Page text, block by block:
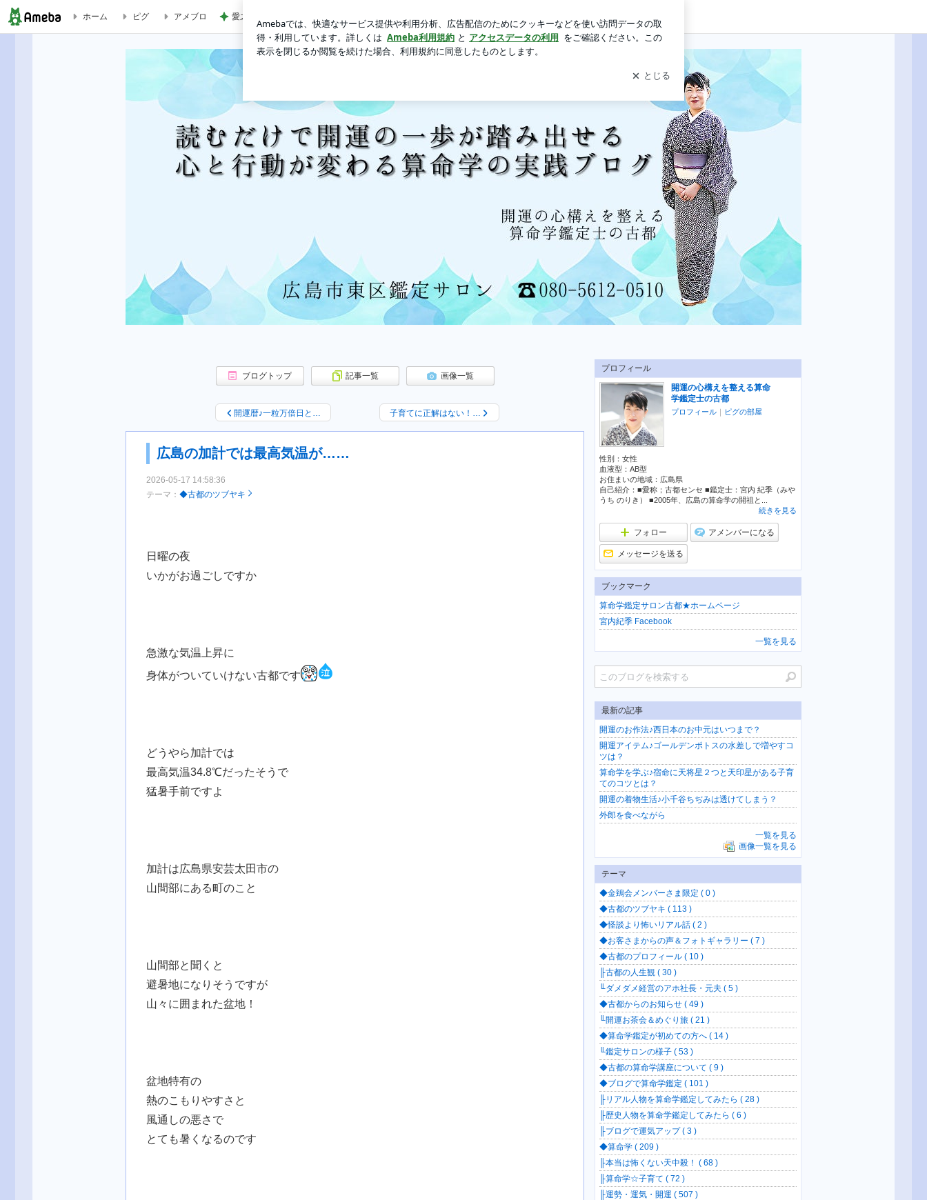
広島の加計では最高気温が…… | 算命学で人生後半の不安と迷いを解消する！7000人を導いた人生経営の開運鑑定@広島・古都
ホーム ピグ アメブロ 愛之助 スタジアムシティへ向かう様子
ブログトップ 記事一覧 画像一覧
開運暦♪一粒万倍日と… 子育てに正解はない！…
広島の加計では最高気温が……
2026-05-17 14:58:36
テーマ： ◆古都のツブヤキ
日曜の夜
いかがお過ごしですか
急激な気温上昇に
身体がついていけない古都です
どうやら加計では
最高気温34.8℃だったそうで
猛暑手前ですよ
加計は広島県安芸太田市の
山間部にある町のこと
山間部と聞くと
避暑地になりそうですが
山々に囲まれた盆地！
盆地特有の
熱のこもりやすさと
風通しの悪さで
とても暑くなるのです
プロフィール
開運の心構えを整える算命
学鑑定士の古都
プロフィール ｜ ピグの部屋
性別： 女性
血液型： AB型
お住まいの地域： 広島県
自己紹介：■愛称；古都センセ ■鑑定士：宮内 紀季（みや
うち のりき） ■2005年、広島の算命学の開祖と...
続きを見る
フォロー アメンバーになる
メッセージを送る
ブックマーク
算命学鑑定サロン古都★ホームページ
宮内紀季 Facebook
一覧を見る
最新の記事
開運のお作法♪西日本のお中元はいつまで？
開運アイテム♪ゴールデンポトスの水差しで増やすコ
ツは？
算命学を学ぶ♪宿命に天将星２つと天印星がある子育
てのコツとは？
開運の着物生活♪小千谷ちぢみは透けてしまう？
外郎を食べながら
一覧を見る
画像一覧を見る
テーマ
◆金鵄会メンバーさま限定 ( 0 )
◆古都のツブヤキ ( 113 )
◆怪談より怖いリアル話 ( 2 )
◆お客さまからの声＆フォトギャラリー ( 7 )
◆古都のプロフィール ( 10 )
╟古都の人生観 ( 30 )
╙ダメダメ経営のアホ社長・元夫 ( 5 )
◆古都からのお知らせ ( 49 )
╙開運お茶会＆めぐり旅 ( 21 )
◆算命学鑑定が初めての方へ ( 14 )
╙鑑定サロンの様子 ( 53 )
◆古都の算命学講座について ( 9 )
◆ブログで算命学鑑定 ( 101 )
╟リアル人物を算命学鑑定してみたら ( 28 )
╟歴史人物を算命学鑑定してみたら ( 6 )
╟ブログで運気アップ ( 3 )
◆算命学 ( 209 )
╟本当は怖くない天中殺！ ( 68 )
╟算命学☆子育て ( 72 )
╟運勢・運気・開運 ( 507 )